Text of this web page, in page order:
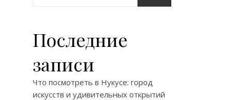
Последние
записи
Что посмотреть в Нукусе: город
искусств и удивительных открытий